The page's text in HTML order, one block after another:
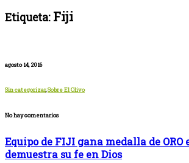
Etiqueta:Fiji
agosto 14, 2016
Sin categorizar,Sobre El Olivo
No hay comentarios
Equipo de FIJI gana medalla de
demuestra su fe en Dios